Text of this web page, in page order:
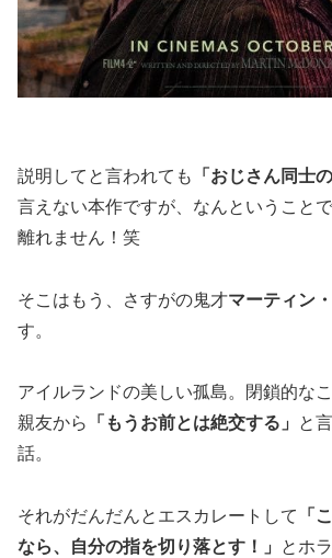
説明してと言われても 「おじさん同士
言えない本作ですが、なんということ
離れません！笑
そこはもう、さすがの鬼才マーティン
す。
アイルランドの美しい孤島。閉鎖的な
親友から
「もう お前とは絶交する」
と
話。
それがだんだんとエスカレートして
「
なら、自分の指を切り落とす！」
とホ